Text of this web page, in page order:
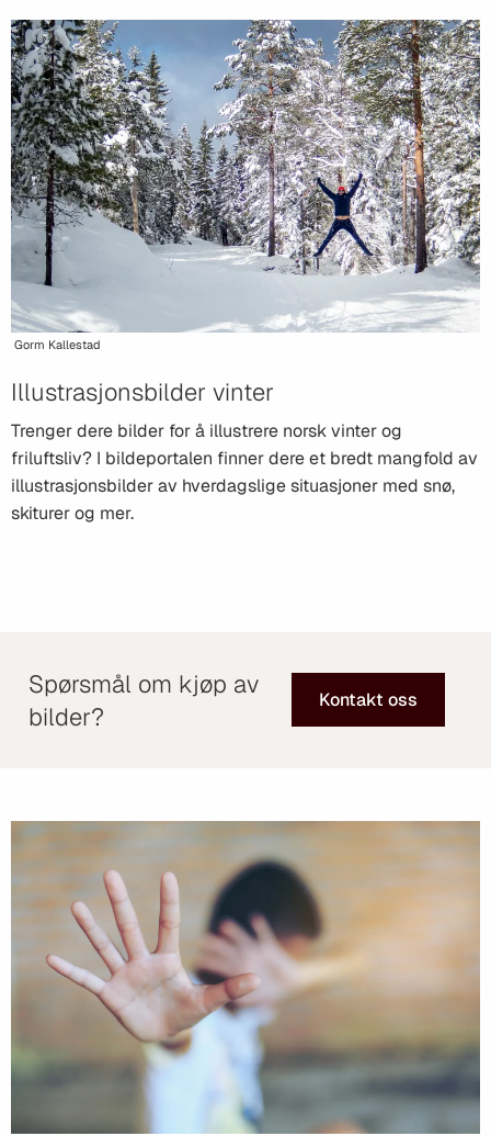
Gorm Kallestad
Illustrasjonsbilder vinter
Trenger dere bilder for å illustrere norsk vinter og
friluftsliv? I bildeportalen finner dere et bredt mangfold av
illustrasjonsbilder av hverdagslige situasjoner med snø,
skiturer og mer.
Spørsmål om kjøp av
bilder?
Kontakt oss